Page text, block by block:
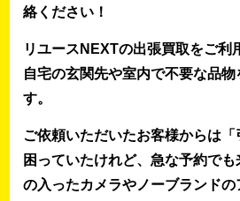
絡ください！
リユースNEXTの出張買取をご利
自宅の玄関先や室内で不要な品
す。
ご依頼いただいたお客様からは
困っていたけれど、急な予約で
の入ったカメラやノーブランド